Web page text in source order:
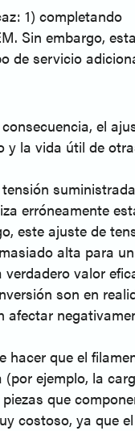
1) completando
Sin embargo,
de servicio
el
y la vida útil de
erróneamente
este ajuste de
alta para un
valor
son en
afectar
hacer que el
ejemplo, la
que
costoso, ya que